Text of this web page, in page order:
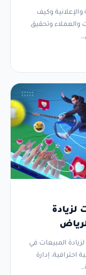
وكيف
والعملاء وتحقيق
المبيعات في
إدارة